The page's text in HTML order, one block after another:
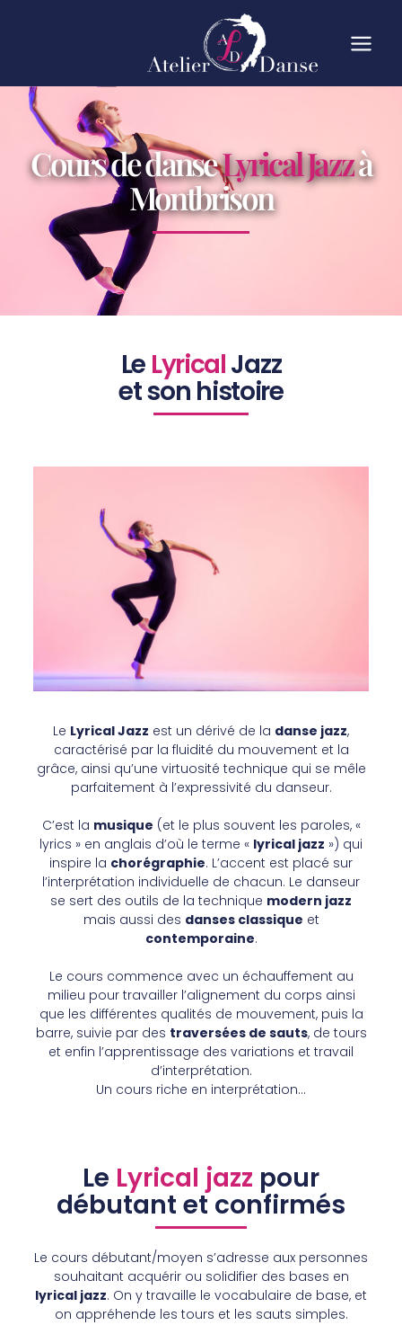
Cours de danseLyrical Jazzà
Montbrison
Le LyricalJazz
et son histoire
Le Lyrical Jazz est un dérivé de la danse jazz,
caractérisé par la fluidité du mouvement et la
grâce, ainsi qu’une virtuosité technique qui se mêle
parfaitement à l’expressivité du danseur.
C’est la musique (et le plus souvent les paroles, «
lyrics » en anglais d’où le terme « lyrical jazz ») qui
inspire la chorégraphie. L’accent est placé sur
l’interprétation individuelle de chacun. Le danseur
se sert des outils de la technique modern jazz
mais aussi des danses classique et
contemporaine.
Le cours commence avec un échauffement au
milieu pour travailler l’alignement du corps ainsi
que les différentes qualités de mouvement, puis la
barre, suivie par des traversées de sauts, de tours
et enfin l’apprentissage des variations et travail
d’interprétation.
Un cours riche en interprétation…
Le Lyrical jazz pour
débutant et confirmés
Le cours débutant/moyen s’adresse aux personnes
souhaitant acquérir ou solidifier des bases en
lyrical jazz. On y travaille le vocabulaire de base, et
on appréhende les tours et les sauts simples.